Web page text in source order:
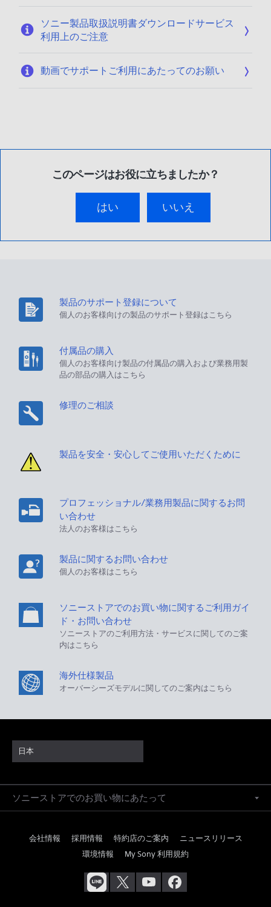
ソニー製品取扱説明書ダウンロードサービス
利用上のご注意
動画でサポートご利用にあたってのお願い
このページはお役に立ちましたか？
はい いいえ
製品のサポート登録について
個人のお客様向けの製品のサポート登録はこちら
付属品の購入
個人のお客様向け製品の付属品の購入および業務用製
品の部品の購入はこちら
修理のご相談
製品を安全・安心してご使用いただくために
プロフェッショナル/業務用製品に関するお問
い合わせ
法人のお客様はこちら
製品に関するお問い合わせ
個人のお客様はこちら
ソニーストアでのお買い物に関するご利用ガイ
ド・お問い合わせ
ソニーストアのご利用方法・サービスに関してのご案
内はこちら
海外仕様製品
オーバーシーズモデルに関してのご案内はこちら
日本
ソニーストアでのお買い物にあたって
会社情報 採用情報 特約店のご案内
ニュースリリース
環境情報
My Sony 利用規約